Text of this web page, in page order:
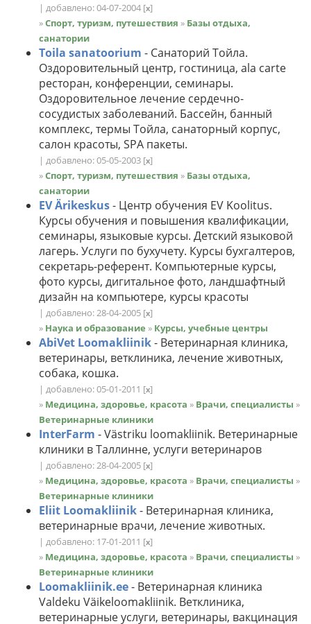
| добавлено: 04-07-2004 [x]
»Спорт, туризм, путешествия » Базы отдыха,
санатории
Toila sanatoorium - Санаторий Тойла.
Оздоровительный центр, гостиница, ala carte
ресторан, конференции, семинары.
Оздоровительное лечение сердечно-
сосудистых заболеваний. Бассейн, банный
комплекс, термы Тойла, санаторный корпус,
салон красоты, SPA пакеты.
| добавлено: 05-05-2003 [x]
»Спорт, туризм, путешествия » Базы отдыха,
санатории
EV Ärikeskus- Центр обучения EV Koolitus.
Курсы обучения и повышения квалификации,
семинары, языковые курсы. Детский языковой
лагерь. Услуги по бухучету. Курсы бухгалтеров,
секретарь-референт. Компьютерные курсы,
фото курсы, дигитальное фото, ландшафтный
дизайн на компьютере, курсы красоты
| добавлено: 28-04-2005 [x]
» Наука и образование » Курсы, учебные центры
AbiVet Loomakliinik- Ветеринарная клиника,
ветеринары, ветклиника, лечение животных,
собака, кошка.
| добавлено: 05-01-2011 [x]
» Медицина, здоровье, красота » Врачи, специалисты »
Ветеринарные клиники
InterFarm - Västriku loomakliinik. Ветеринарные
клиники в Таллинне, услуги ветеринаров
| добавлено: 28-04-2005 [x]
» Медицина, здоровье, красота » Врачи, специалисты »
Ветеринарные клиники
Eliit Loomakliinik- Ветеринарная клиника,
ветеринарные врачи, лечение животных.
| добавлено: 17-01-2011 [x]
» Медицина, здоровье, красота » Врачи, специалисты »
Ветеринарные клиники
Loomakliinik.ee- Ветеринарная клиника
Valdeku Väikeloomakliinik. Ветклиника,
ветеринарные услуги, ветеринары, вакцинация